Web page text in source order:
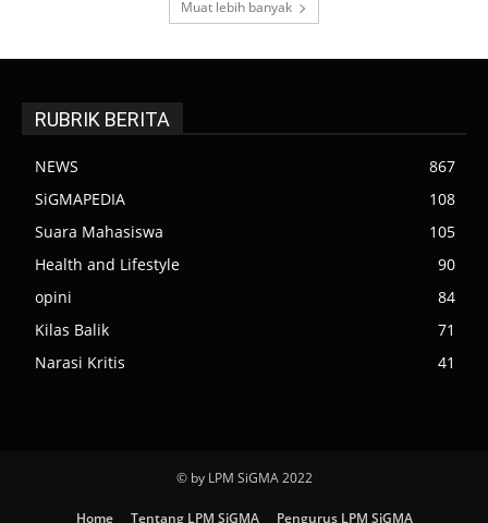
Muat lebih banyak
RUBRIK BERITA
NEWS
867
SiGMAPEDIA
108
Suara Mahasiswa
105
Health and Lifestyle
90
opini
84
Kilas Balik
71
Narasi Kritis
41
© by LPM SiGMA 2022
Home Tentang LPM SiGMA Pengurus LPM SiGMA